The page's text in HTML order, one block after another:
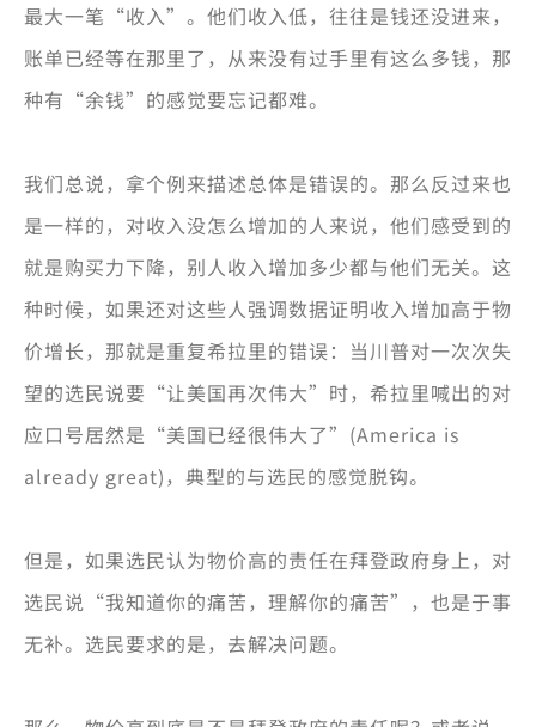
最大一笔“收入”。他们收入低，往往是钱还没进来，
账单已经等在那里了，从来没有过手里有这么多钱，那
种有“余钱”的感觉要忘记都难。
我们总说，拿个例来描述总体是错误的。那么反过来也
是一样的，对收入没怎么增加的人来说，他们感受到的
就是购买力下降，别人收入增加多少都与他们无关。这
种时候，如果还对这些人强调数据证明收入增加高于物
价增长，那就是重复希拉里的错误：当川普对一次次失
望的选民说要“让美国再次伟大”时，希拉里喊出的对
应口号居然是“美国已经很伟大了”(America is
already great)，典型的与选民的感觉脱钩。
但是，如果选民认为物价高的责任在拜登政府身上，对
选民说“我知道你的痛苦，理解你的痛苦”，也是于事
无补。选民要求的是，去解决问题。